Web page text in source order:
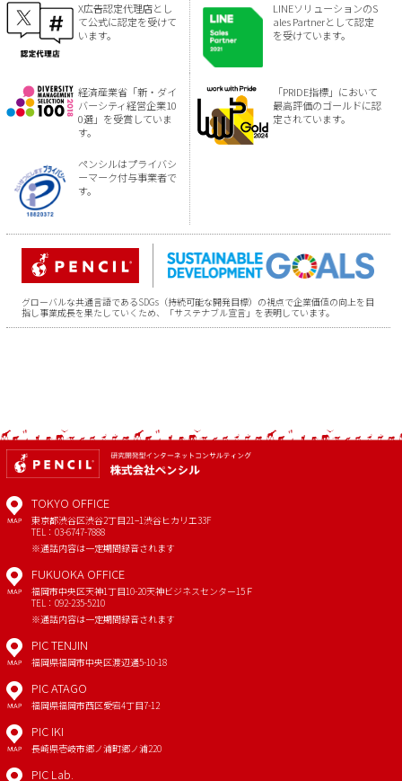
X広告認定代理店とし
て公式に認定を受けて
います。
LINEソリューションのS
ales Partnerとして認定
を受けています。
経済産業省「新・ダイ
バーシティ経営企業10
0選」を受賞していま
す。
「PRIDE指標」において
最高評価のゴールドに認
定されています。
ペンシルはプライバシ
ーマーク付与事業者で
す。
グローバルな共通言語であるSDGs（持続可能な開発目標）の視点で企業価値の向上を目
指し事業成長を果たしていくため、「サステナブル宣言」を表明しています。
MAP
TOKYO OFFICE
東京都渋谷区渋谷2丁目21−1渋谷ヒカリエ33F
TEL：03-6747-7888
※通話内容は一定期間録音されます
MAP
FUKUOKA OFFICE
福岡市中央区天神1丁目10-20天神ビジネスセンター15Ｆ
TEL：092-235-5210
※通話内容は一定期間録音されます
MAP
PIC TENJIN
福岡県福岡市中央区渡辺通5-10-18
MAP
PIC ATAGO
福岡県福岡市西区愛宕4丁目7-12
MAP
PIC IKI
長崎県壱岐市郷ノ浦町郷ノ浦220
PIC Lab.